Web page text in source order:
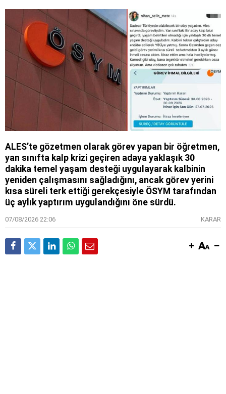
ALES’te gözetmen olarak görev yapan bir öğretmen,
yan sınıfta kalp krizi geçiren adaya yaklaşık 30
dakika temel yaşam desteği uygulayarak kalbinin
yeniden çalışmasını sağladığını, ancak görev yerini
kısa süreli terk ettiği gerekçesiyle ÖSYM tarafından
üç aylık yaptırım uygulandığını öne sürdü.
07/08/2026 22:06 KARAR